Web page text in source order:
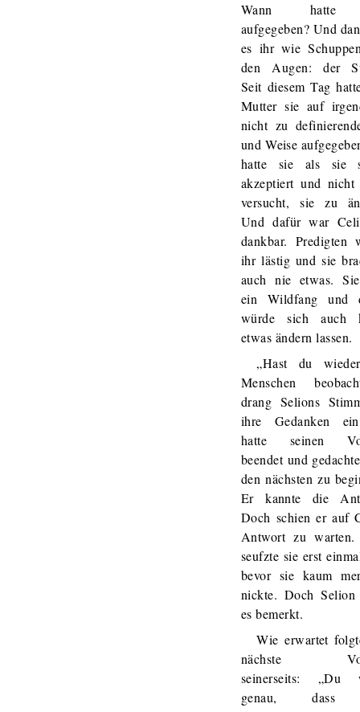
Wann hatte
aufgegeben? Und
es ihr wie
den Augen: der
Seit diesem Tag
Mutter sie auf
nicht zu
und Weise
hatte sie als sie
akzeptiert und nicht
versucht, sie zu
Und dafür war
dankbar. Predigten
ihr lästig und sie
auch nie etwas.
ein Wildfang und
würde sich auch
etwas ändern lassen.
„Hast du
Menschen
drang Selions
ihre Gedanken
hatte seinen
beendet und
den nächsten zu
Er kannte die
Doch schien er auf
Antwort zu
seufzte sie erst
bevor sie kaum
nickte. Doch Selion
es bemerkt.
Wie erwartet
nächste
seinerseits: „Du
genau, dass